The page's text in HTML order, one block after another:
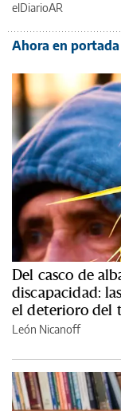
elDiarioAR
Ahora en portada
Del casco de
discapacidad:
el deterioro del
León Nicanoff